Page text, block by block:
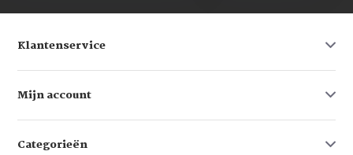
Klantenservice
Mijn account
Categorieën